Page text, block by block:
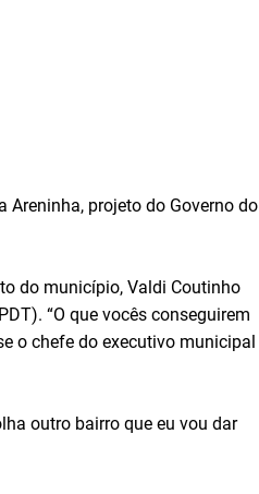
Areninha, projeto do Governo do
do município, Valdi Coutinho
“O que vocês conseguirem
o chefe do executivo municipal
outro bairro que eu vou dar